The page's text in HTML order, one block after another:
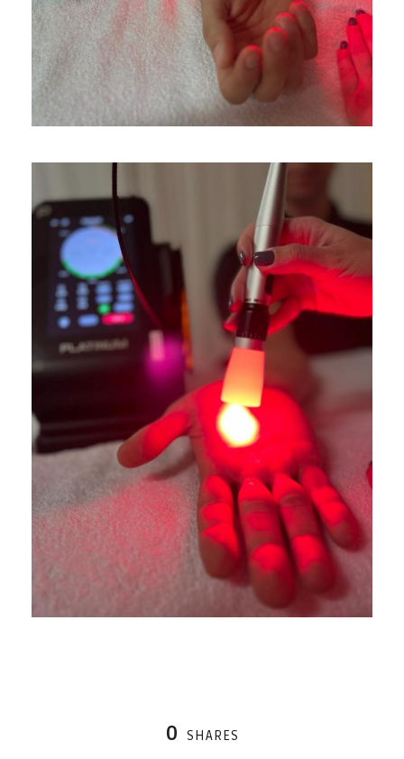
0 SHARES